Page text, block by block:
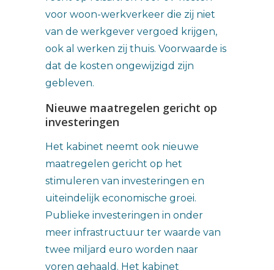
voor woon-werkverkeer die zij niet
van de werkgever vergoed krijgen,
ook al werken zij thuis. Voorwaarde is
dat de kosten ongewijzigd zijn
gebleven.
Nieuwe maatregelen gericht op
investeringen
Het kabinet neemt ook nieuwe
maatregelen gericht op het
stimuleren van investeringen en
uiteindelijk economische groei.
Publieke investeringen in onder
meer infrastructuur ter waarde van
twee miljard euro worden naar
voren gehaald. Het kabinet